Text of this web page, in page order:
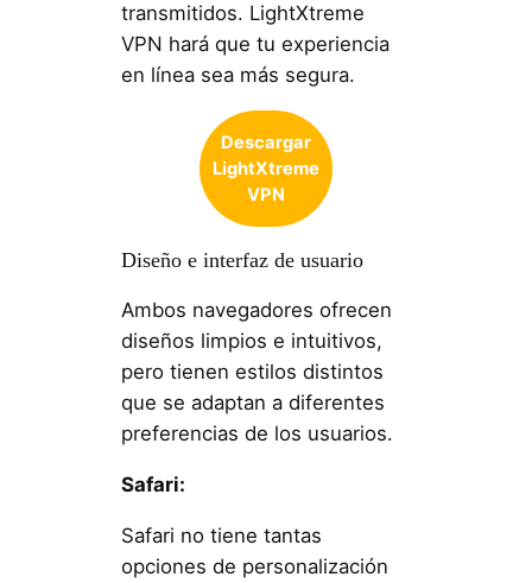
transmitidos. LightXtreme
VPN hará que tu experiencia
en línea sea más segura.
Descargar
LightXtreme
VPN
Diseño e interfaz de usuario
Ambos navegadores ofrecen
diseños limpios e intuitivos,
pero tienen estilos distintos
que se adaptan a diferentes
preferencias de los usuarios.
Safari:
Safari no tiene tantas
opciones de personalización